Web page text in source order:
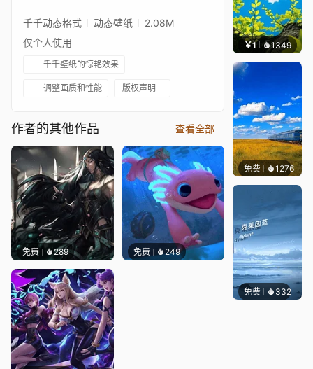
千千动态格式 动态壁纸
2.08M
仅个人使用
千千壁纸的惊艳效果
调整画质和性能 版权声明
作者的其他作品 查看全部
免费 289 免费 249
￥1 1349 渔小
免费 1276叮叮
免费 332冰茶Ln